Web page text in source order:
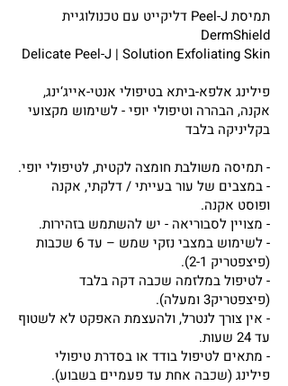
תמיסת Peel-J דליקייט עם טכנולוגיית
DermShield
Delicate Peel-J | Solution Exfoliating Skin
פילינג אלפא-ביתא בטיפולי אנטי-אייג‘ינג,
אקנה, הבהרה וטיפולי יופי - לשימוש מקצועי
בקליניקה בלבד
- תמיסה משולבת חומצה לקטית, לטיפולי יופי.
- במצבים של עור בעייתי / דלקתי, אקנה
ופוסט אקנה.
- מצויין לסבוריאה - יש להשתמש בזהירות.
- לשימוש במצבי נזקי שמש – עד 6 שכבות
(פיצפטריק 2-1).
- לטיפול במלזמה שכבה דקה בלבד
(פיצפטריק3 ומעלה).
- אין צורך לנטרל, ולהעצמת האפקט לא לשטוף
עד 24 שעות.
- מתאים לטיפול בודד או בסדרת טיפולי
פילינג (שכבה אחת עד פעמיים בשבוע).